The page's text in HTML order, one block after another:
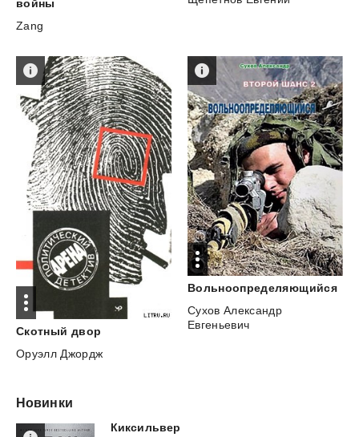
войны
Zang
Скотный двор
Оруэлл Джордж
Вольноопределяющийся
Сухов Александр
Евгеньевич
Новинки
Киксильвер